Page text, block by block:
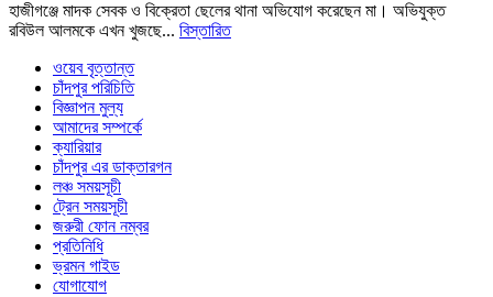
হাজীগঞ্জে মাদক সেবক ও বিক্রেতা ছেলের থানা অভিযোগ করেছেন মা। অভিযুক্ত
রবিউল আলমকে এখন খুজছে... বিস্তারিত
ওয়েব বৃত্তান্ত
চাঁদপুর পরিচিতি
বিজ্ঞাপন মুল্য
আমাদের সম্পর্কে
ক্যারিয়ার
চাঁদপুর এর ডাক্তারগন
লঞ্চ সময়সূচী
ট্রেন সময়সূচী
জরুরী ফোন নম্বর
প্রতিনিধি
ভ্রমন গাইড
যোগাযোগ